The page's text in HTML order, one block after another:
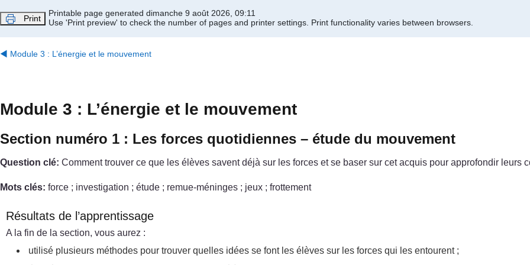
Print
Printable page generated dimanche 9 août 2026, 09:11
Use 'Print preview' to check the number of pages and printer settings. Print functionality varies between browsers.
◀︎ Module 3 : L’énergie et le mouvement
Module 3 : L’énergie et le mouvement
Section numéro 1 : Les forces quotidiennes – étude du mouvement
Question clé: Comment trouver ce que les élèves savent déjà sur les forces et se baser sur cet acquis pour approfondir leurs
Mots clés: force ; investigation ; étude ; remue-méninges ; jeux ; frottement
Résultats de l’apprentissage
A la fin de la section, vous aurez :
utilisé plusieurs méthodes pour trouver quelles idées se font les élèves sur les forces qui les entourent ;